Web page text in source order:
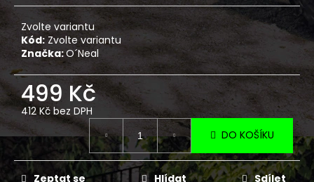
Zvolte variantu
Kód: Zvolte variantu
Značka:O´Neal
499 Kč
412 Kč bez DPH
cena:
DO KOŠÍKU
Zeptat se Hlídat Sdílet
u
j
e
m
e
ČTYŘKOLKA
CFMOTO
GLADIATOR
X850
EPS
EU5+